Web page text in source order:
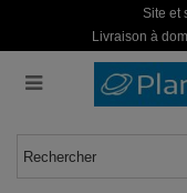
Site et
Livraison à